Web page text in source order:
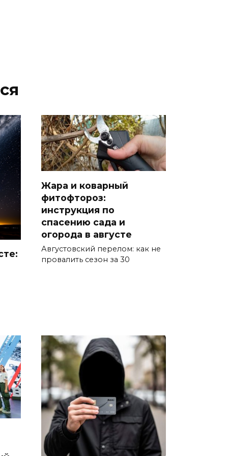
утонул 43-летний мужчина
07 августа 2026 15:06
В Ростовской области из-за
жары проезжую часть
федеральных трасс поливают
водой
07 августа 2026 14:55
Сотрудники ДПС помогли
женщине с ребенком на
трассе М-4 «Дон»
замыкание
07 августа 2026 14:30
Учиться, чтобы работать
07 августа 2026 14:28
Раскаленный август
07 августа 2026 14:28
Жара и коварный
фитофтороз:
инструкция по
спасению сада и
огорода в августе
Августовский перелом: как не
провалить сезон за 30